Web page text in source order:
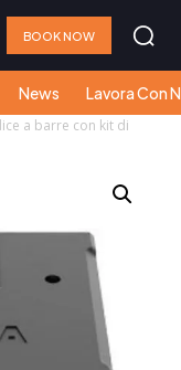
BOOK NOW
News Lavora Con
a barre con kit di